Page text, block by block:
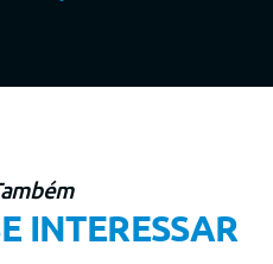
INTERESSAR